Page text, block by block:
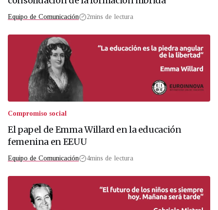
Equipo de Comunicación 2mins de lectura
Compromiso social
El papel de Emma Willard en la educación
femenina en EEUU
Equipo de Comunicación 4mins de lectura